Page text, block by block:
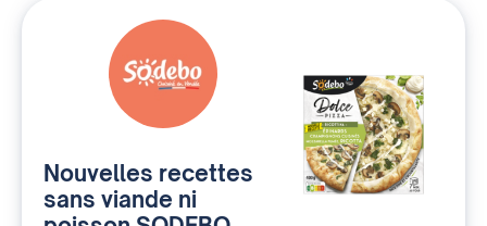
Nouvelles recettes
sans viande ni